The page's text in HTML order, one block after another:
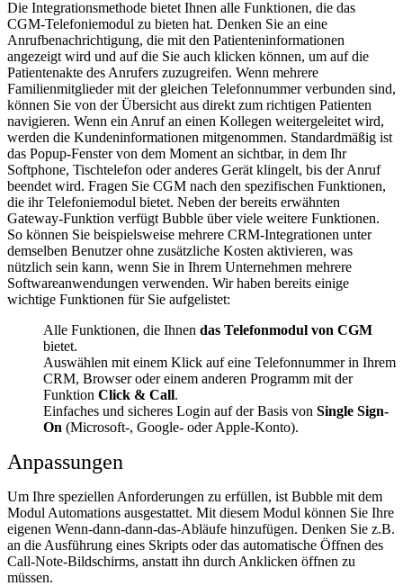
Die Integrationsmethode bietet Ihnen alle Funktionen, die das
CGM-Telefoniemodul zu bieten hat. Denken Sie an eine
Anrufbenachrichtigung, die mit den Patienteninformationen
angezeigt wird und auf die Sie auch klicken können, um auf die
Patientenakte des Anrufers zuzugreifen. Wenn mehrere
Familienmitglieder mit der gleichen Telefonnummer verbunden sind,
können Sie von der Übersicht aus direkt zum richtigen Patienten
navigieren. Wenn ein Anruf an einen Kollegen weitergeleitet wird,
werden die Kundeninformationen mitgenommen. Standardmäßig ist
das Popup-Fenster von dem Moment an sichtbar, in dem Ihr
Softphone, Tischtelefon oder anderes Gerät klingelt, bis der Anruf
beendet wird. Fragen Sie CGM nach den spezifischen Funktionen,
die ihr Telefoniemodul bietet. Neben der bereits erwähnten
Gateway-Funktion verfügt Bubble über viele weitere Funktionen.
So können Sie beispielsweise mehrere CRM-Integrationen unter
demselben Benutzer ohne zusätzliche Kosten aktivieren, was
nützlich sein kann, wenn Sie in Ihrem Unternehmen mehrere
Softwareanwendungen verwenden. Wir haben bereits einige
wichtige Funktionen für Sie aufgelistet:
Alle Funktionen, die Ihnen das Telefonmodul von CGM
bietet.
Auswählen mit einem Klick auf eine Telefonnummer in Ihrem
CRM, Browser oder einem anderen Programm mit der
Funktion Click & Call.
Einfaches und sicheres Login auf der Basis von Single Sign-
On (Microsoft-, Google- oder Apple-Konto).
Anpassungen
Um Ihre speziellen Anforderungen zu erfüllen, ist Bubble mit dem
Modul Automations ausgestattet. Mit diesem Modul können Sie Ihre
eigenen Wenn-dann-dann-das-Abläufe hinzufügen. Denken Sie z.B.
an die Ausführung eines Skripts oder das automatische Öffnen des
Call-Note-Bildschirms, anstatt ihn durch Anklicken öffnen zu
müssen.